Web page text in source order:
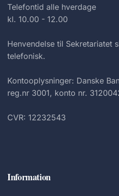
Telefontid alle hverdage
kl. 10.00 - 12.00
Henvendelse til Sekretariatet
telefonisk.
Kontooplysninger: Danske
reg.nr 3001, konto nr.
CVR: 12232543
Information